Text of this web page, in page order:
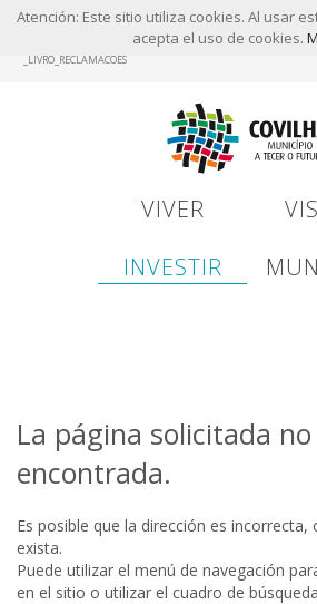
Atención: Este sitio utiliza cookies. Al usar
acepta el uso de cookies.
_LIVRO_RECLAMACOES
VIVER
INVESTIR
La página solicitada
encontrada.
Es posible que la dirección es incorrecta,
exista.
Puede utilizar el menú de navegación
en el sitio o utilizar el cuadro de